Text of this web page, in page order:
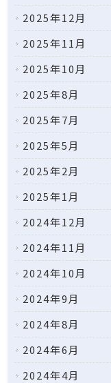
2025年12月
2025年11月
2025年10月
2025年8月
2025年7月
2025年5月
2025年2月
2025年1月
2024年12月
2024年11月
2024年10月
2024年9月
2024年8月
2024年6月
2024年4月